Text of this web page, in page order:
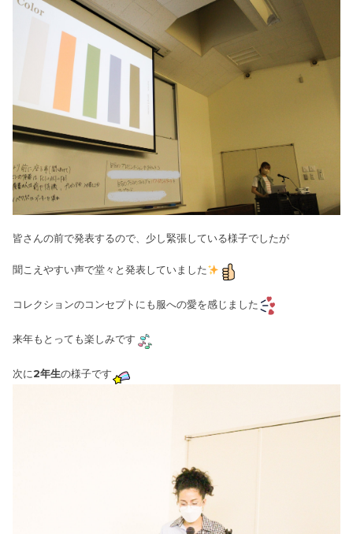
皆さんの前で発表するので、少し緊張している様子でしたが
聞こえやすい声で堂々と発表していました
コレクションのコンセプトにも服への愛を感じました
来年もとっても楽しみです
次に2年生の様子です